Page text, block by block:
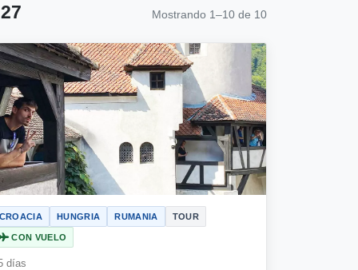
Mostrando 1–10 de 10
HUNGRIA RUMANIA TOUR
CON VUELO
días